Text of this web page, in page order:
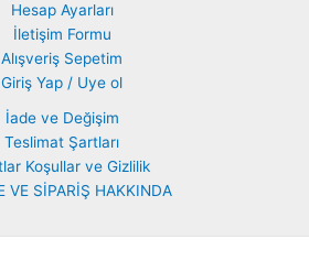
Hesap Ayarları
İletişim Formu
Alışveriş Sepetim
Giriş Yap / Uye ol
İade ve Değişim
Teslimat Şartları
Koşullar ve Gizlilik
VE SİPARİŞ HAKKINDA